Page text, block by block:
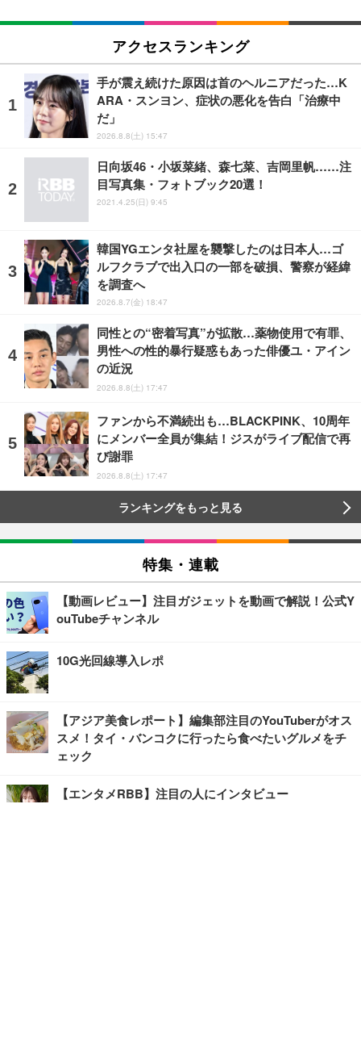
アクセスランキング
手が震え続けた原因は首のヘルニアだった…K
ARA・スンヨン、症状の悪化を告白「治療中
だ」
2026.8.8(土) 15:47
日向坂46・小坂菜緒、森七菜、吉岡里帆……注
目写真集・フォトブック20選！
2021.4.25(日) 9:45
韓国YGエンタ社屋を襲撃したのは日本人…ゴ
ルフクラブで出入口の一部を破損、警察が経緯
を調査へ
2026.8.7(金) 18:47
同性との“密着写真”が拡散…薬物使用で有罪、
男性への性的暴行疑惑もあった俳優ユ・アイン
の近況
2026.8.8(土) 17:47
ファンから不満続出も…BLACKPINK、10周年
にメンバー全員が集結！ジスがライブ配信で再
び謝罪
2026.8.8(土) 17:47
ランキングをもっと見る
特集・連載
【動画レビュー】注目ガジェットを動画で解説！公式Y
ouTubeチャンネル
10G光回線導入レポ
【アジア美食レポート】編集部注目のYouTuberがオス
スメ！タイ・バンコクに行ったら食べたいグルメをチ
ェック
【エンタメRBB】注目の人にインタビュー